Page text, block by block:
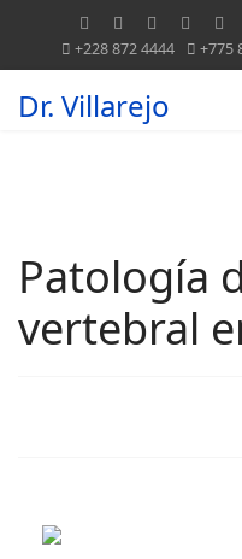
+228 872 4444 +775
Dr. Villarejo
Patología
vertebral